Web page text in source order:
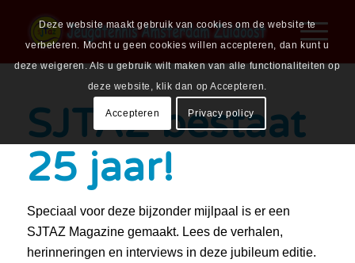
SJTAZ bestaat
25 jaar!
Speciaal voor deze bijzonder mijlpaal is er een
SJTAZ Magazine gemaakt. Lees de verhalen,
herinneringen en interviews in deze jubileum editie.
Deze website maakt gebruik van cookies om de website te
verbeteren. Mocht u geen cookies willen accepteren, dan kunt u
deze weigeren. Als u gebruik wilt maken van alle functionaliteiten op
deze website, klik dan op Accepteren.
Accepteren Privacy policy